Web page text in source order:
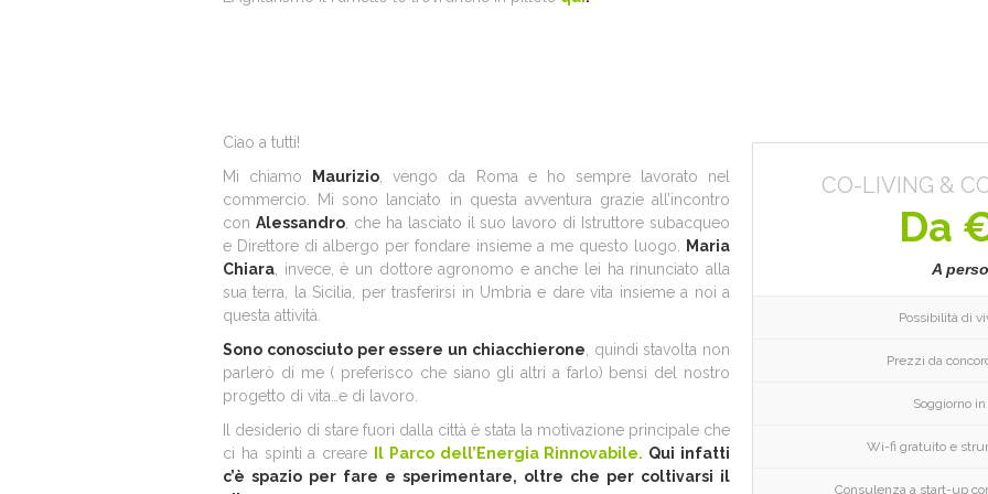
Ciao a tutti!
Mi chiamo
Maurizio , vengo da Roma e ho sempre lavorato nel
commercio. Mi sono lanciato in questa avventura grazie all’incontro
con Alessandro, che ha lasciato il suo lavoro di Istruttore subacqueo
e Direttore di albergo per fondare insieme a me questo luogo.
Maria
Chiara , invece, è un dottore agronomo e anche lei ha rinunciato alla
sua terra, la Sicilia, per trasferirsi in Umbria e dare vita insieme a noi a
questa attività.
Sono conosciuto per essere un chiacchierone , quindi stavolta non
parlerò di me ( preferisco che siano gli altri a farlo) bensì del nostro
progetto di vita…e di lavoro.
Il desiderio di stare fuori dalla città è stata la motivazione principale che
ci ha spinti a creare
Il Parco dell’Energia Rinnovabile. Qui infatti
c’è spazio per fare e sperimentare, oltre che per coltivarsi il
CO-LIVING &
Da
A
Possibilità di
Prezzi da
Soggiorno
Wi-fi gratuito e
Consulenza a start-up